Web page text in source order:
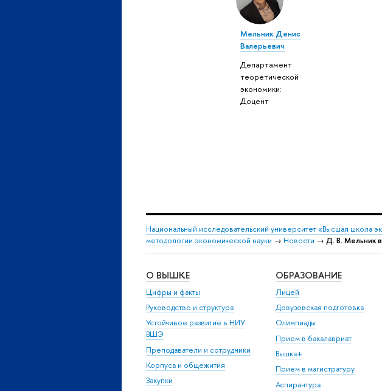
Мельник Денис
Валерьевич
Департамент
теоретической
экономики:
Доцент
Национальный исследовательский университет «Высшая школа
методологии экономической науки → Новости → Д. В. Мельник
О ВЫШКЕ
Цифры и факты
Руководство и структура
Устойчивое развитие в НИУ
ВШЭ
Преподаватели и сотрудники
Корпуса и общежития
Закупки
ОБРАЗОВАНИЕ
Лицей
Довузовская подготовка
Олимпиады
Прием в бакалавриат
Вышка+
Прием в магистратуру
Аспирантура